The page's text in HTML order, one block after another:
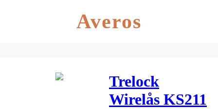
Averos
Trelock
Wirelås KS211